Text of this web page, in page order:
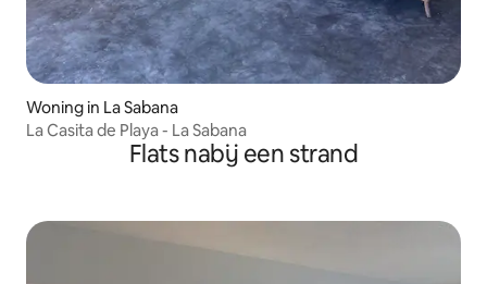
Woning in La Sabana
La Casita de Playa - La Sabana
Flats nabij een strand